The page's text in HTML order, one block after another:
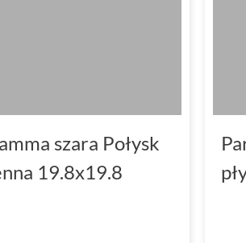
szara Połysk
19.8x19.8